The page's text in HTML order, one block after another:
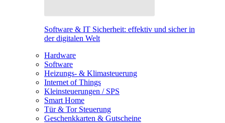
Software & IT Sicherheit: effektiv und sicher in
der digitalen Welt
Hardware
Software
Heizungs- & Klimasteuerung
Internet of Things
Kleinsteuerungen / SPS
Smart Home
Tür & Tor Steuerung
Geschenkkarten & Gutscheine